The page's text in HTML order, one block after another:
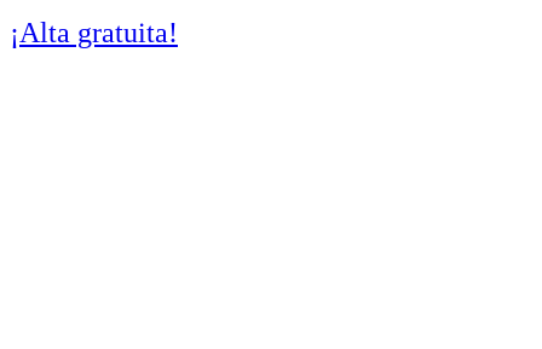
¡Alta gratuita!